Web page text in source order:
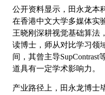
公开资料显示，田永龙本
在香港中文大学多媒体实
王晓刚深耕视觉基础算法
读博士，师从对比学习领
间，其曾主导
道具有一定学术影响力。
产业路径上，田永龙博士